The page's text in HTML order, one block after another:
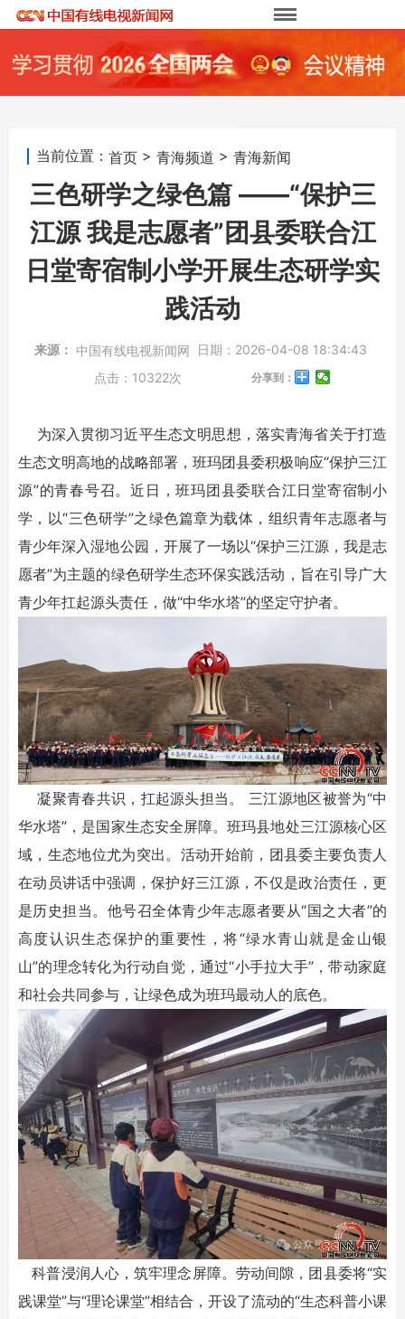
当前位置： 首页 > 青海频道 > 青海新闻
三色研学之绿色篇 ——“保护三
江源 我是志愿者”团县委联合江
日堂寄宿制小学开展生态研学实
践活动
来源： 中国有线电视新闻网 日期： 2026-04-08 18:34:43
点击： 10322次 分享到：
为深入贯彻习近平生态文明思想，落实青海省关于打造
生态文明高地的战略部署，班玛团县委积极响应“保护三江
源”的青春号召。近日，班玛团县委联合江日堂寄宿制小
学，以“三色研学”之绿色篇章为载体，组织青年志愿者与
青少年深入湿地公园，开展了一场以“保护三江源，我是志
愿者”为主题的绿色研学生态环保实践活动，旨在引导广大
青少年扛起源头责任，做“中华水塔”的坚定守护者。
凝聚青春共识，扛起源头担当。 三江源地区被誉为“中
华水塔”，是国家生态安全屏障。班玛县地处三江源核心区
域，生态地位尤为突出。活动开始前，团县委主要负责人
在动员讲话中强调，保护好三江源，不仅是政治责任，更
是历史担当。他号召全体青少年志愿者要从“国之大者”的
高度认识生态保护的重要性，将“绿水青山就是金山银
山”的理念转化为行动自觉，通过“小手拉大手”，带动家庭
和社会共同参与，让绿色成为班玛最动人的底色。
科普浸润人心，筑牢理念屏障。劳动间隙，团县委将“实
践课堂”与“理论课堂”相结合，开设了流动的“生态科普小课